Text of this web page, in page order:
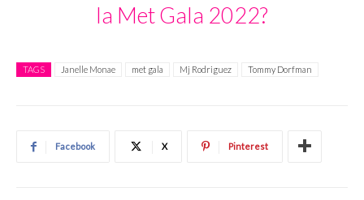
la Met Gala 2022?
TAGS Janelle Monae met gala Mj Rodriguez Tommy Dorfman
Facebook X Pinterest